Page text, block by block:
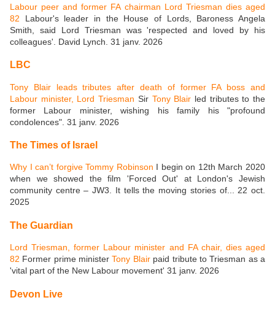
Labour peer and former FA chairman Lord Triesman dies aged
82 Labour's leader in the House of Lords, Baroness Angela
Smith, said Lord Triesman was 'respected and loved by his
colleagues'. David Lynch. 31 janv. 2026
LBC
Tony Blair leads tributes after death of former FA boss and
Labour minister, Lord Triesman Sir Tony Blair led tributes to the
former Labour minister, wishing his family his "profound
condolences". 31 janv. 2026
The Times of Israel
Why I can’t forgive Tommy Robinson I begin on 12th March 2020
when we showed the film 'Forced Out' at London's Jewish
community centre – JW3. It tells the moving stories of... 22 oct.
2025
The Guardian
Lord Triesman, former Labour minister and FA chair, dies aged
82 Former prime ministerTony Blairpaid tribute to Triesman as a
'vital part of the New Labour movement' 31 janv. 2026
Devon Live